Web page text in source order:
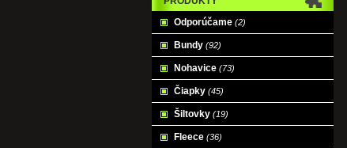
Odporúčame (2)
Bundy (92)
Nohavice (73)
Čiapky (45)
Šiltovky (19)
Fleece (36)